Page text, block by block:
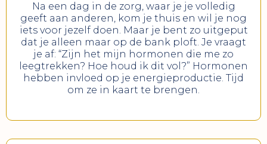
Na een dag in de zorg, waar je je volledig
geeft aan anderen, kom je thuis en wil je nog
iets voor jezelf doen. Maar je bent zo uitgeput
dat je alleen maar op de bank ploft. Je vraagt
je af: “Zijn het mijn hormonen die me zo
leegtrekken? Hoe houd ik dit vol?” Hormonen
hebben invloed op je energieproductie. Tijd
om ze in kaart te brengen.